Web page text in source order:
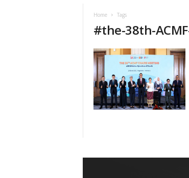
Home Tags
#the-38th-